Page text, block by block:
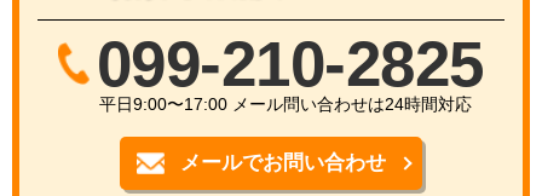
099-210-2825
平日9:00〜17:00 メール問い合わせは24時間対応
メールでお問い合わせ